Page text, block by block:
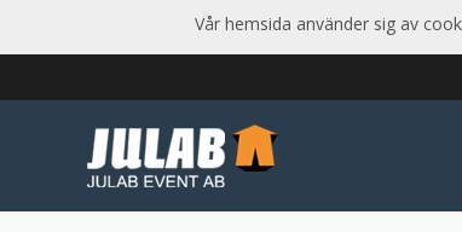
Vår hemsida använder sig av